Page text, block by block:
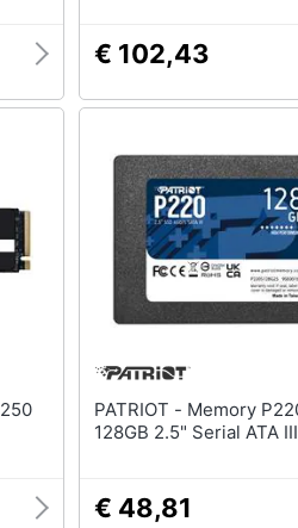
€ 102,43
PATRIOT - Memory P220
128GB 2.5" Serial ATA III
€ 48,81